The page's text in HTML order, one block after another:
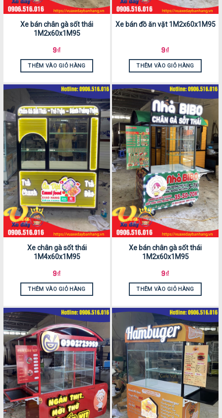
Xe bán chân gà sốt thái
1M2x60x1M95
9₫
THÊM VÀO GIỎ HÀNG
Xe bán đồ ăn vặt 1M2x60x1M95
9₫
THÊM VÀO GIỎ HÀNG
Xe chân gà sốt thái
1M4x60x1M95
9₫
THÊM VÀO GIỎ HÀNG
Xe bán chân gà sốt thái
1M2x60x1M95
9₫
THÊM VÀO GIỎ HÀNG